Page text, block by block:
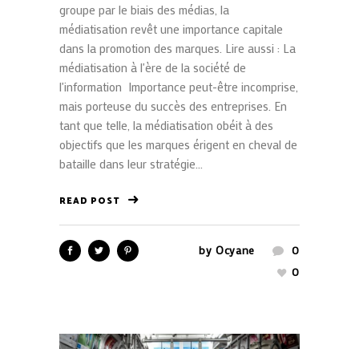
groupe par le biais des médias, la
médiatisation revêt une importance capitale
dans la promotion des marques. Lire aussi : La
médiatisation à l'ère de la société de
l'information Importance peut-être incomprise,
mais porteuse du succès des entreprises. En
tant que telle, la médiatisation obéit à des
objectifs que les marques érigent en cheval de
bataille dans leur stratégie...
READ POST
by Ocyane
0
0